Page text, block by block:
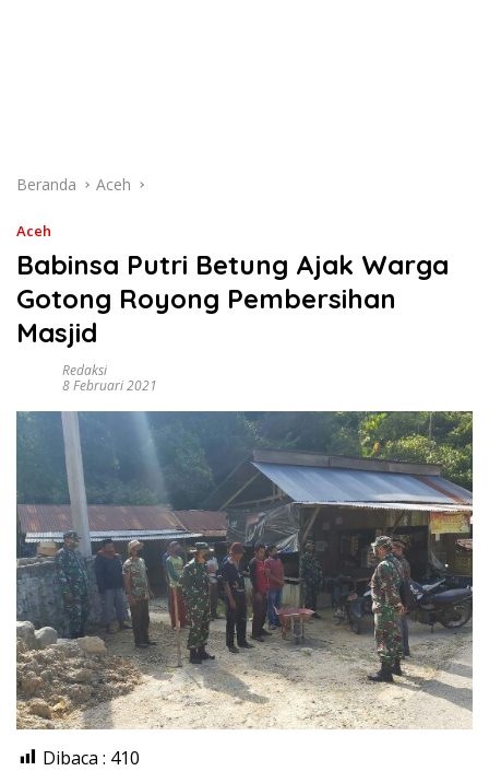
Beranda Aceh
Aceh
Babinsa Putri Betung Ajak Warga
Gotong Royong Pembersihan
Masjid
Redaksi
8 Februari 2021
Dibaca : 410